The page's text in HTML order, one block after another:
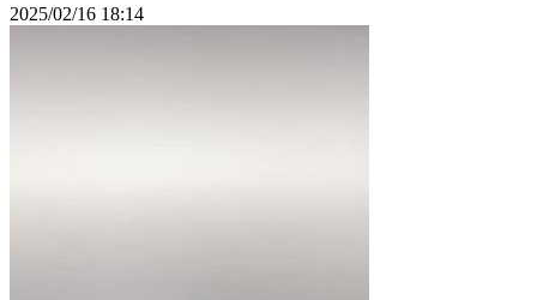
2025/02/16 18:14